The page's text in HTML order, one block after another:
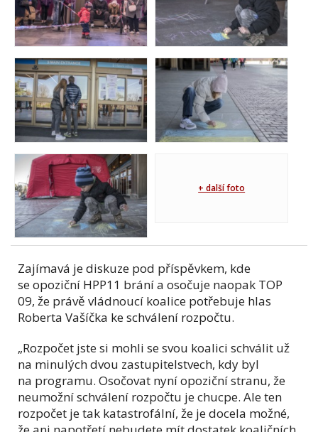
+ další foto
Zajímavá je diskuze pod příspěvkem, kde
se opoziční HPP11 brání a osočuje naopak TOP
09, že právě vládnoucí koalice potřebuje hlas
Roberta Vašíčka ke schválení rozpočtu.
„Rozpočet jste si mohli se svou koalici schválit už
na minulých dvou zastupitelstvech, kdy byl
na programu. Osočovat nyní opoziční stranu, že
neumožní schválení rozpočtu je chucpe. Ale ten
rozpočet je tak katastrofální, že je docela možné,